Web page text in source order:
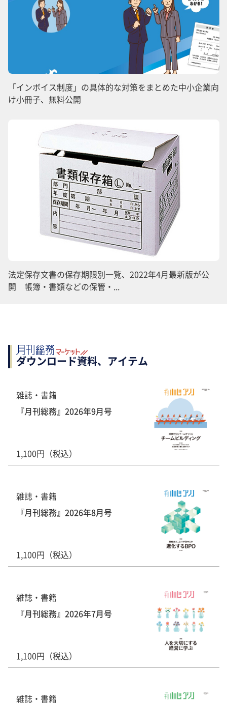
「インボイス制度」の具体的な対策をまとめた中小企業向
け小冊子、無料公開
法定保存文書の保存期限別一覧、2022年4月最新版が公
開 帳簿・書類などの保管・...
ダウンロード資料、アイテム
雑誌・書籍
『月刊総務』2026年9月号
1,100円（税込）
雑誌・書籍
『月刊総務』2026年8月号
1,100円（税込）
雑誌・書籍
『月刊総務』2026年7月号
1,100円（税込）
雑誌・書籍